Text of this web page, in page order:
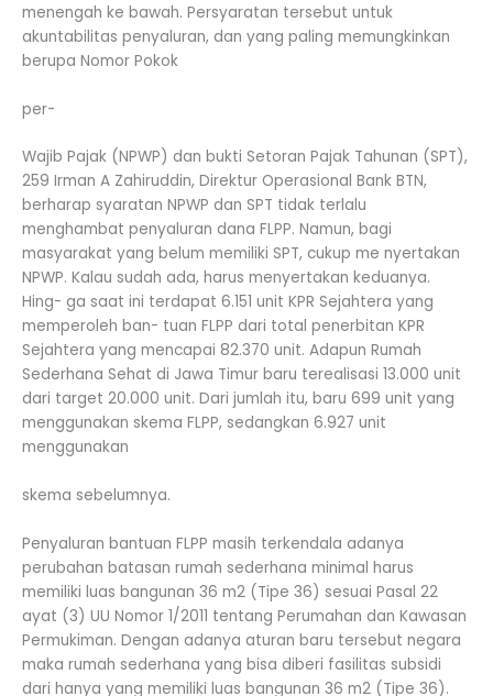
menengah ke bawah. Persyaratan tersebut untuk
akuntabilitas penyaluran, dan yang paling memungkinkan
berupa Nomor Pokok
per-
Wajib Pajak (NPWP) dan bukti Setoran Pajak Tahunan (SPT),
259 Irman A Zahiruddin, Direktur Operasional Bank BTN,
berharap syaratan NPWP dan SPT tidak terlalu
menghambat penyaluran dana FLPP. Namun, bagi
masyarakat yang belum memiliki SPT, cukup me nyertakan
NPWP. Kalau sudah ada, harus menyertakan keduanya.
Hing- ga saat ini terdapat 6.151 unit KPR Sejahtera yang
memperoleh ban- tuan FLPP dari total penerbitan KPR
Sejahtera yang mencapai 82.370 unit. Adapun Rumah
Sederhana Sehat di Jawa Timur baru terealisasi 13.000 unit
dari target 20.000 unit. Dari jumlah itu, baru 699 unit yang
menggunakan skema FLPP, sedangkan 6.927 unit
menggunakan
skema sebelumnya.
Penyaluran bantuan FLPP masih terkendala adanya
perubahan batasan rumah sederhana minimal harus
memiliki luas bangunan 36 m2 (Tipe 36) sesuai Pasal 22
ayat (3) UU Nomor 1/2011 tentang Perumahan dan Kawasan
Permukiman. Dengan adanya aturan baru tersebut negara
maka rumah sederhana yang bisa diberi fasilitas subsidi
dari hanya yang memiliki luas bangunan 36 m2 (Tipe 36).